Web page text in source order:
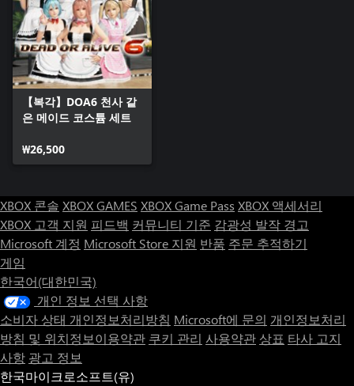
【복각】DOA6 천사 같
은 메이드 코스튬 세트
₩26,500
XBOX 콘솔 XBOX GAMES XBOX Game Pass XBOX 액세서리
XBOX 고객 지원 피드백 커뮤니티 기준 감광성 발작 경고
Microsoft 계정 Microsoft Store 지원 반품 주문 추적하기
게임
한국어(대한민국)
개인 정보 선택 사항
소비자 상태 개인정보처리방침 Microsoft에 문의 개인정보처리
방침 및 위치정보이용약관 쿠키 관리 사용약관 상표 타사 고지
사항 광고 정보
한국마이크로소프트(유)